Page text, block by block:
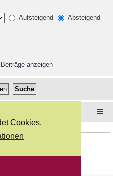
Cookies.
Aufsteigend
Absteigend
anzeigen
durchphpBB.de